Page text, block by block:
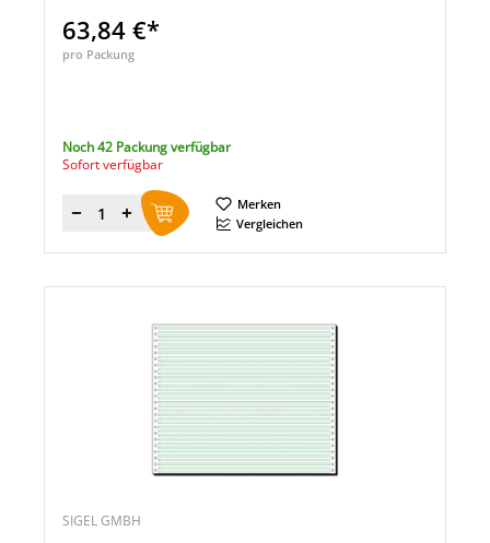
63,84 €*
pro Packung
Noch 42 Packung verfügbar
Sofort verfügbar
Menge
Merken
Vergleichen
SIGEL GMBH